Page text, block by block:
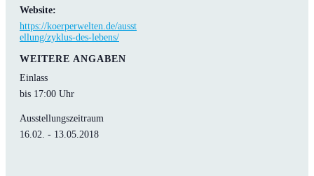
Website:
https://koerperwelten.de/ausst
ellung/zyklus-des-lebens/
WEITERE ANGABEN
Einlass
bis 17:00 Uhr
Ausstellungszeitraum
16.02. - 13.05.2018